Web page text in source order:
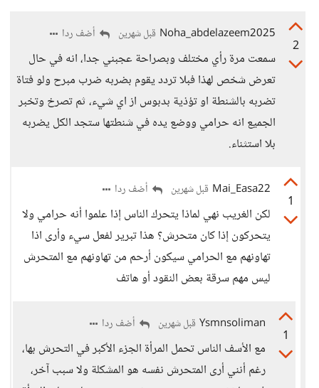
2
Noha_abdelazeem2025 قبل شهرين أضف ردا
سمعت مرة رأي مختلف وبصراحة عجبني جدا، انه في حال
تعرض شخص لهذا فبلا تردد يقوم بضربه ضرب مبرح ولو فتاة
تضربه بالشنطة او تؤذية بدبوس از اي شيء، ثم تصرخ وتخبر
الجميع انه حرامي ووضع يده في شنطتها ستجد الكل يضربه
بلا استثناء.
1
Mai_Easa22 قبل شهرين أضف ردا
لكن الغريب نهي لماذا يتحرك الناس إذا علموا أنه حرامي ولا
يتحركون إذا كان متحرش؟ هذا تبرير لفعل سيء وأرى اذا
تهاونهم مع الحرامي سيكون أرحم من تهاونهم مع المتحرش
ليس مهم سرقة بعض النقود أو هاتف
1
Ysmnsoliman قبل شهرين أضف ردا
مع الأسف الناس تحمل المرأة الجزء الأكبر في التحرش بها،
رغم أنني أرى المتحرش نفسه هو المشكلة ولا سبب آخر،